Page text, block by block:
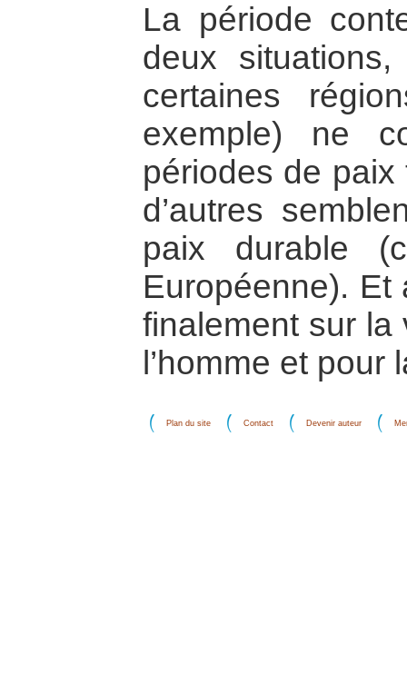
La période
deux
certaines
exemple) ne
périodes de
d’autres
paix durable
Européenne). Et
finalement sur la
l’homme et pour
Plan du site Contact Devenir auteur